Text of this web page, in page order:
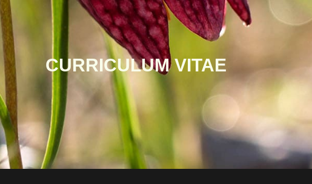
CURRICULUM VITAE